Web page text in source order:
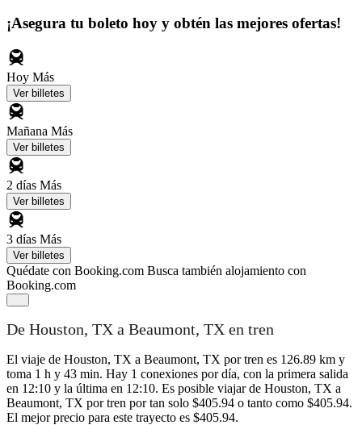
¡Asegura tu boleto hoy y obtén las mejores ofertas!
Hoy Más
Ver billetes
Mañana Más
Ver billetes
2 días Más
Ver billetes
3 días Más
Ver billetes
Quédate con Booking.com Busca también alojamiento con
Booking.com
De Houston, TX a Beaumont, TX en tren
El viaje de Houston, TX a Beaumont, TX por tren es 126.89 km y
toma 1 h y 43 min. Hay 1 conexiones por día, con la primera salida
en 12:10 y la última en 12:10. Es posible viajar de Houston, TX a
Beaumont, TX por tren por tan solo $405.94 o tanto como $405.94.
El mejor precio para este trayecto es $405.94.